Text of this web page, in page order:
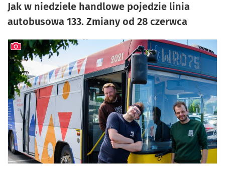
Jak w niedziele handlowe pojedzie linia
autobusowa 133. Zmiany od 28 czerwca